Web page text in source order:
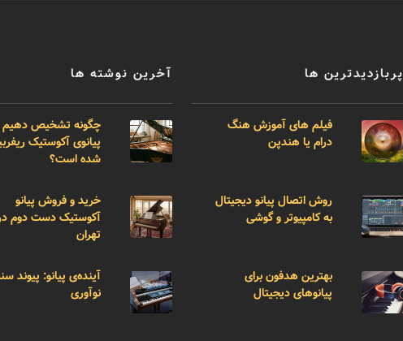
پربازدیدترین ها
فیلم های آموزش هنگ
درام یا هندپن
روش اتصال پیانو دیجیتال
به کامپیوتر و گوشی
بهترین هدفون برای
پیانوهای دیجیتال
آخرین نوشته ها
چگونه تشخیص
پیانوی آکوستیک
شده است؟
خرید و فروش پیانو
آکوستیک دست دوم
تهران
آینده‌ی پیانو: پیوند
نوآوری